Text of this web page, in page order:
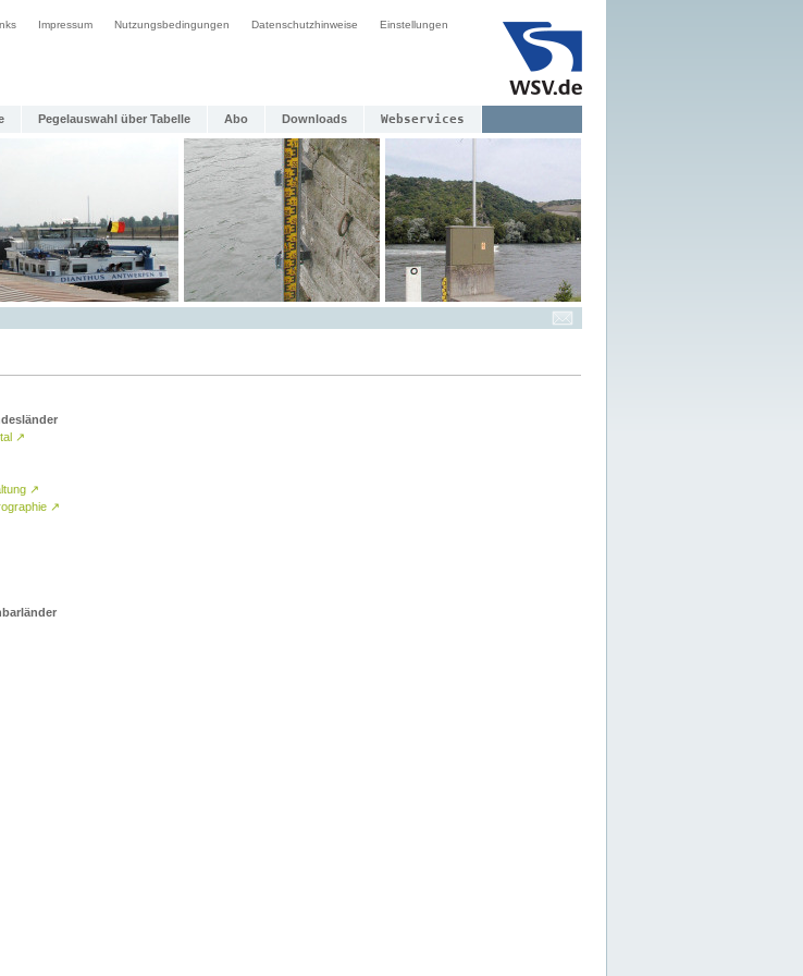
Impressum Nutzungsbedingungen Datenschutzhinweise Einstellungen
Pegelauswahl über Tabelle Abo Downloads Webservices
↗
↗
↗